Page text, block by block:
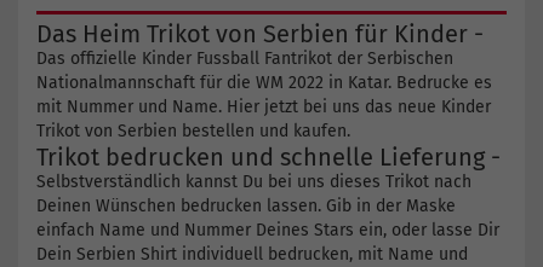
Das Heim Trikot von Serbien für Kinder -
Das offizielle Kinder Fussball Fantrikot der Serbischen
Nationalmannschaft für die WM 2022 in Katar. Bedrucke es
mit Nummer und Name. Hier jetzt bei uns das neue Kinder
Trikot von Serbien bestellen und kaufen.
Trikot bedrucken und schnelle Lieferung -
Selbstverständlich kannst Du bei uns dieses Trikot nach
Deinen Wünschen bedrucken lassen. Gib in der Maske
einfach Name und Nummer Deines Stars ein, oder lasse Dir
Dein Serbien Shirt individuell bedrucken, mit Name und